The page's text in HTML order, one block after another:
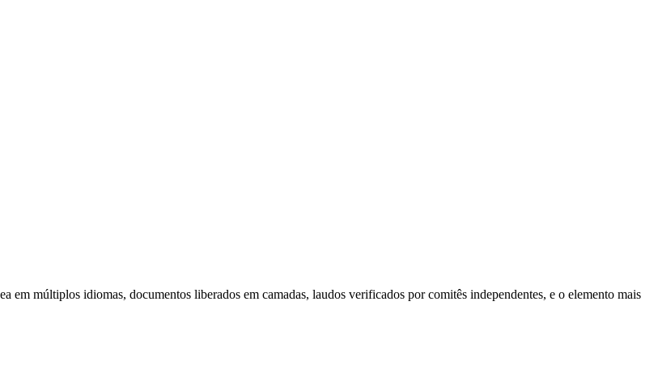
em múltiplos idiomas, documentos liberados em camadas, laudos verificados por comitês independentes, e o elemento mais